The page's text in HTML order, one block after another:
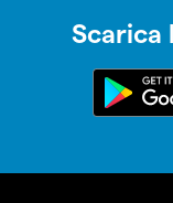
Scarica